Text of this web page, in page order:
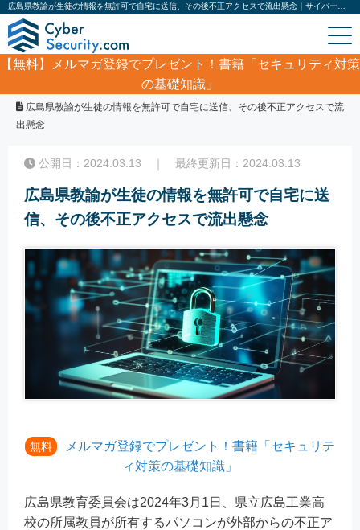
【無料】
メルマガ登録でプレゼント！書籍「セキュリティ対策
の基礎知識」
サイバーセキュリティ・情報漏洩ニュース
広島県教諭が生徒の情報を無許可で自宅に送信、その後不正アクセスで流
出懸念
公開日：2024.03.13 ｜ 最終更新日：2024.03.13
広島県教諭が生徒の情報を無許可で自宅に送
信、その後不正アクセスで流出懸念
無料
メルマガ登録でプレゼント！書籍「セキュリテ
ィ対策の基礎知識」
広島県教育委員会は2024年3月1日、県立広島工業高
校の所属教員が所有するパソコンが外部からの不正ア